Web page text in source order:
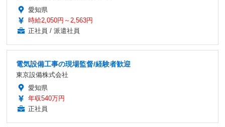
愛知県
時給2,050円～2,563円
正社員 / 派遣社員
電気設備工事の現場監督/経験者歓迎
東京設備株式会社
愛知県
年収540万円
正社員